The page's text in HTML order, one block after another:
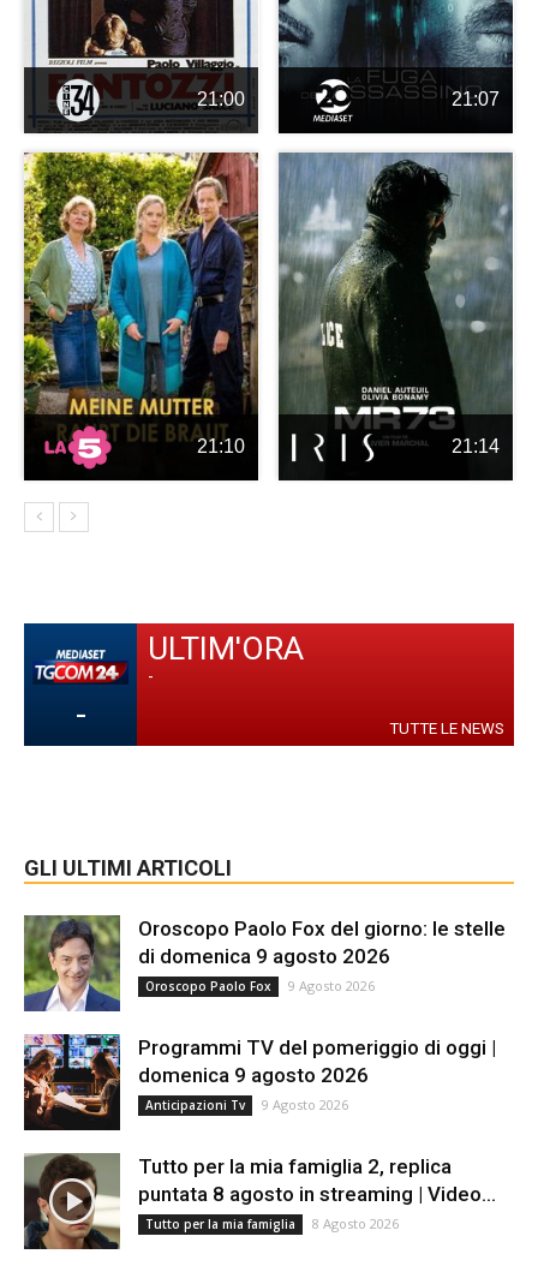
21:00 21:07
21:10 21:14
-
ULTIM'ORA
-
TUTTE LE NEWS
GLI ULTIMI ARTICOLI
Oroscopo Paolo Fox del giorno: le stelle
di domenica 9 agosto 2026
Oroscopo Paolo Fox 9 Agosto 2026
Programmi TV del pomeriggio di oggi |
domenica 9 agosto 2026
Anticipazioni Tv 9 Agosto 2026
Tutto per la mia famiglia 2, replica
puntata 8 agosto in streaming | Video...
Tutto per la mia famiglia 8 Agosto 2026